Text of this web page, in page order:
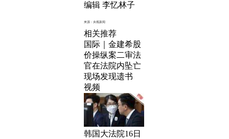
编辑 李忆林子
来源：央视新闻
相关推荐
国际｜金建希股
价操纵案二审法
官在法院内坠亡
现场发现遗书
视频
韩国大法院16日